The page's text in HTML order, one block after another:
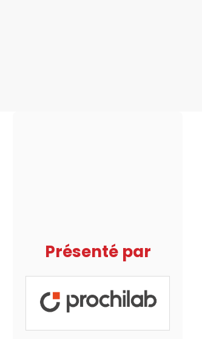
Présenté par